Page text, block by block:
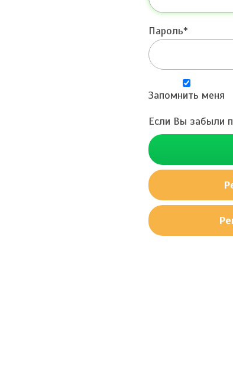
Пароль
Запомнить меня
Если Вы забыли